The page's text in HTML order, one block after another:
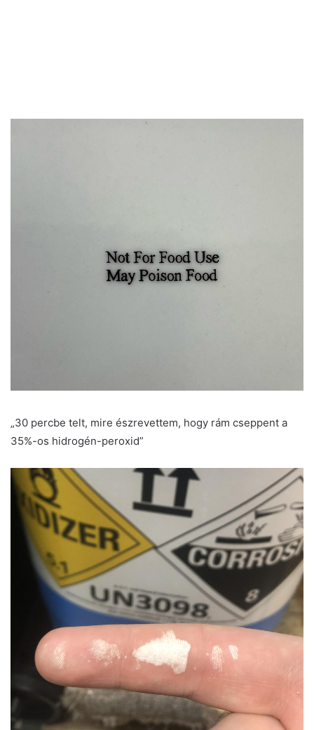
„30 percbe telt, mire észrevettem, hogy rám cseppent a
35%-os hidrogén-peroxid”